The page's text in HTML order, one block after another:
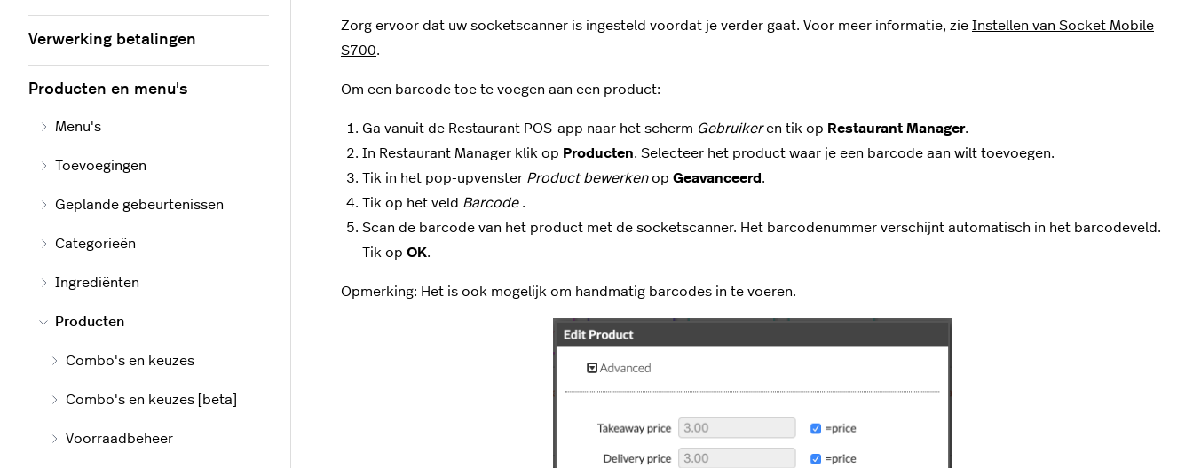
Zorg ervoor dat uw socketscanner is ingesteld voordat je verder gaat. Voor meer informatie, zie Instellen van Socket Mobile
S700.
Om een barcode toe te voegen aan een product:
Ga vanuit de Restaurant POS-app naar het scherm Gebruikeren tik op Restaurant Manager.
In Restaurant Manager klik op Producten. Selecteer het product waar je een barcode aan wilt toevoegen.
Tik in het pop-upvenster Product bewerkenop Geavanceerd .
Tik op het veld Barcode .
Scan de barcode van het product met de socketscanner. Het barcodenummer verschijnt automatisch in het barcodeveld.
Tik op OK.
Opmerking: Het is ook mogelijk om handmatig barcodes in te voeren.
Verwerking betalingen
Producten en menu's
Menu's
Toevoegingen
Geplande gebeurtenissen
Categorieën
Ingrediënten
Producten
Combo's en keuzes
Combo's en keuzes [beta]
Voorraadbeheer